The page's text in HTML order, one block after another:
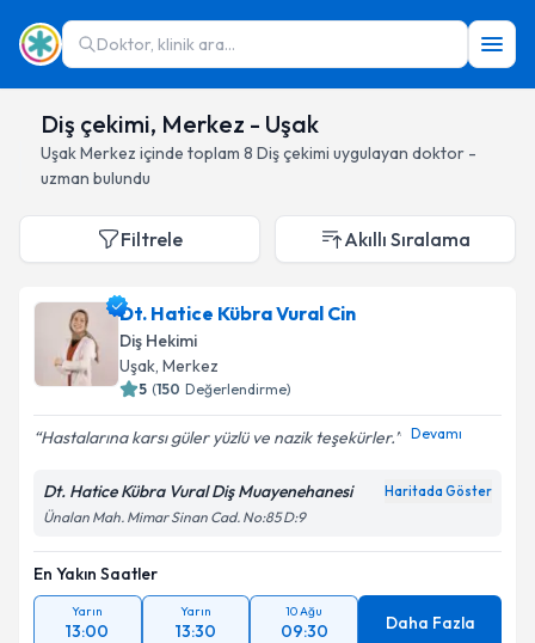
Doktor, klinik ara...
Diş çekimi, Merkez - Uşak
UşakMerkez içinde toplam 8 Diş çekimi uygulayan doktor -
uzman bulundu
Filtrele Akıllı Sıralama
Dt. Hatice Kübra Vural Cin
Diş Hekimi
Uşak, Merkez
5 (150 Değerlendirme)
Hastalarına karsı güler yüzlü ve nazik teşekürler. Devamı
Dt. Hatice Kübra Vural Diş Muayenehanesi Haritada Göster
Ünalan Mah. Mimar Sinan Cad. No:85 D:9
En Yakın Saatler
Yarın
13:00
Yarın
13:30
10 Ağu
09:30 Daha Fazla